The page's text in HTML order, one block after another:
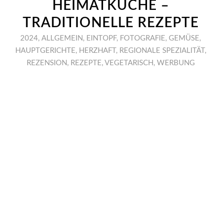
HEIMATKÜCHE –
TRADITIONELLE REZEPTE
2024, ALLGEMEIN , EINTOPF, FOTOGRAFIE, GEMÜSE,
HAUPTGERICHTE, HERZHAFT, REGIONALE SPEZIALITÄT,
REZENSION , REZEPTE, VEGETARISCH , WERBUNG